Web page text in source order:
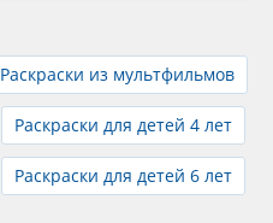
Раскраски из мультфильмов
Раскраски для детей 4 лет
Раскраски для детей 6 лет